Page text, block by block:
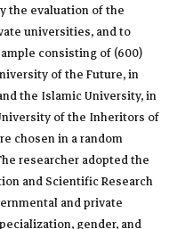
the evaluation of the
universities, and to
consisting of (600)
of the Future, in
the Islamic University, in
of the Inheritors of
chosen in a random
researcher adopted the
and Scientific Research
and private
gender, and